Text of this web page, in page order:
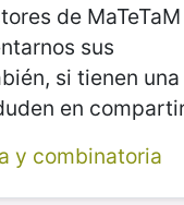
de MaTeTaM
sus
si tienen una
en
y combinatoria